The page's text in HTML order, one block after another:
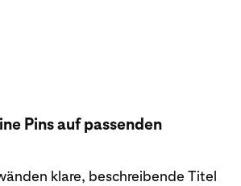
Pins auf passenden
klare, beschreibende Titel